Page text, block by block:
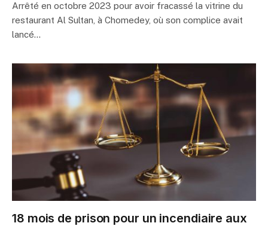
Arrêté en octobre 2023 pour avoir fracassé la vitrine du
restaurant Al Sultan, à Chomedey, où son complice avait
lancé…
18 mois de prison pour un incendiaire aux